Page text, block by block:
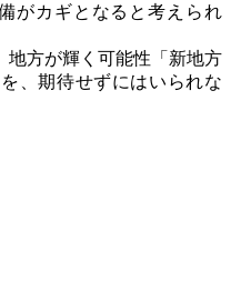
がカギとなると考えられ
方が輝く可能性「新地方
、期待せずにはいられな